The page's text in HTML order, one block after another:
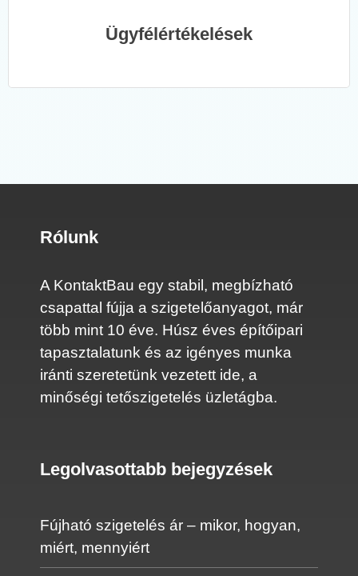
Ügyfélértékelések
Rólunk
A KontaktBau egy stabil, megbízható
csapattal fújja a szigetelőanyagot, már
több mint 10 éve. Húsz éves építőipari
tapasztalatunk és az igényes munka
iránti szeretetünk vezetett ide, a
minőségi tetőszigetelés üzletágba.
Legolvasottabb bejegyzések
Fújható szigetelés ár – mikor, hogyan,
miért, mennyiért